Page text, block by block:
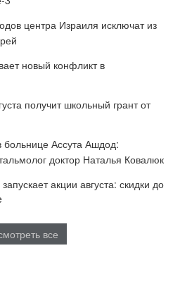
центра Израиля исключат из
новый конфликт в
получит школьный грант от
больнице Ассута Ашдод:
доктор Наталья Ковалюк
акции августа: скидки до
все